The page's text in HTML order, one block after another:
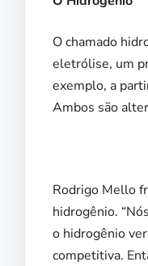
O chamado
eletrólise, um
exemplo, a
Ambos são
Rodrigo Mello
hidrogênio.
o hidrogênio
competitiva.